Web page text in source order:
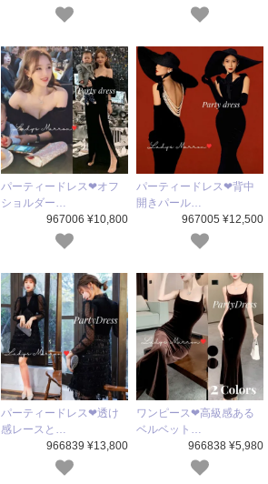
パーティードレス❤オフ
ショルダー…
967006 ¥10,800
パーティードレス❤背中
開きパール…
967005 ¥12,500
パーティードレス❤透け
感レースと…
966839 ¥13,800
ワンピース❤高級感ある
ベルベット…
966838 ¥5,980